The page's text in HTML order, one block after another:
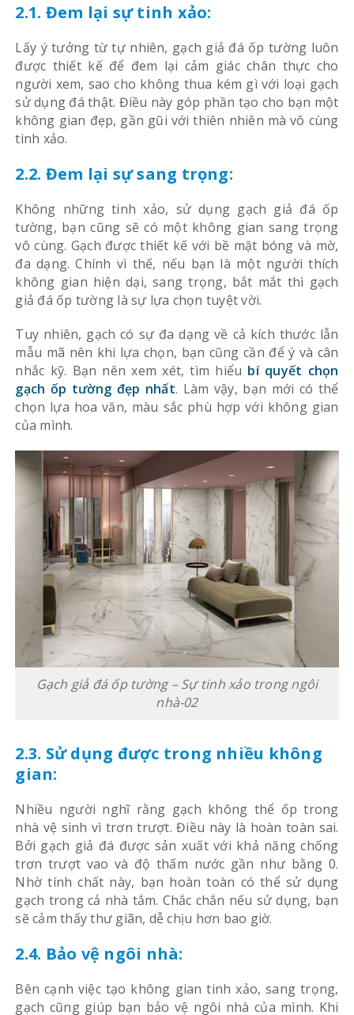
2.1. Đem lại sự tinh xảo:
Lấy ý tưởng từ tự nhiên, gạch giả đá ốp tường luôn
được thiết kế để đem lại cảm giác chân thực cho
người xem, sao cho không thua kém gì với loại gạch
sử dụng đá thật. Điều này góp phần tạo cho bạn một
không gian đẹp, gần gũi với thiên nhiên mà vô cùng
tinh xảo.
2.2. Đem lại sự sang trọng:
Không những tinh xảo, sử dụng gạch giả đá ốp
tường, bạn cũng sẽ có một không gian sang trọng
vô cùng. Gạch được thiết kế với bề mặt bóng và mờ,
đa dạng. Chính vì thế, nếu bạn là một người thích
không gian hiện dại, sang trọng, bắt mắt thì gạch
giả đá ốp tường là sự lựa chọn tuyệt vời.
Tuy nhiên, gạch có sự đa dạng về cả kích thước lẫn
mẫu mã nên khi lựa chọn, bạn cũng cần để ý và cân
nhắc kỹ. Bạn nên xem xét, tìm hiểu bí quyết chọn
gạch ốp tường đẹp nhất. Làm vậy, bạn mới có thể
chọn lựa hoa văn, màu sắc phù hợp với không gian
của mình.
Gạch giả đá ốp tường – Sự tinh xảo trong ngôi
nhà-02
2.3. Sử dụng được trong nhiều không
gian:
Nhiều người nghĩ rằng gạch không thể ốp trong
nhà vệ sinh vì trơn trượt. Điều này là hoàn toàn sai.
Bởi gạch giả đá được sản xuất với khả năng chống
trơn trượt vao và độ thấm nước gần như bằng 0.
Nhờ tính chất này, bạn hoàn toàn có thể sử dụng
gạch trong cả nhà tắm. Chắc chắn nếu sử dụng, bạn
sẽ cảm thấy thư giãn, dễ chịu hơn bao giờ.
2.4. Bảo vệ ngôi nhà:
Bên cạnh việc tạo không gian tinh xảo, sang trọng,
gạch cũng giúp bạn bảo vệ ngôi nhà của mình. Khi